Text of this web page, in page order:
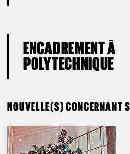
ENCADREMENT À
POLYTECHNIQUE
NOUVELLE(S) CONCERNANT